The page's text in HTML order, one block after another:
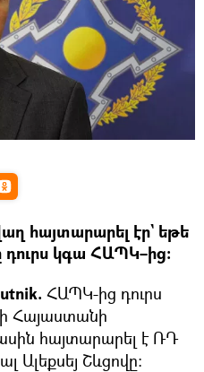
հայտարարել էր` եթե
կգա ՀԱՊԿ–ից։
ՀԱՊԿ-ից դուրս
Հայաստանի
հայտարարել է ՌԴ
Շևցովը։